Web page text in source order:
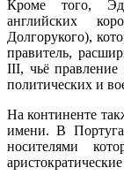
Кроме того,
английских
Долгорукого),
правитель,
III, чьё правление
политических и
На континенте
имени. В
носителями